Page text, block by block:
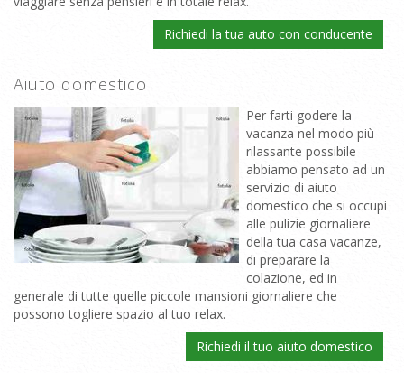
Richiedi la tua auto con conducente
Aiuto domestico
Per farti godere la
vacanza nel modo più
rilassante possibile
abbiamo pensato ad un
servizio di aiuto
domestico che si occupi
alle pulizie giornaliere
della tua casa vacanze,
di preparare la
colazione, ed in
generale di tutte quelle piccole mansioni giornaliere che
possono togliere spazio al tuo relax.
Richiedi il tuo aiuto domestico